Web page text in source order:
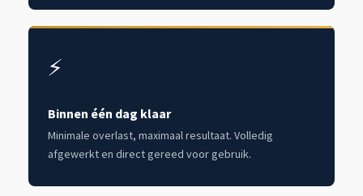
⚡
Binnen één dag klaar
Minimale overlast, maximaal resultaat. Volledig
afgewerkt en direct gereed voor gebruik.